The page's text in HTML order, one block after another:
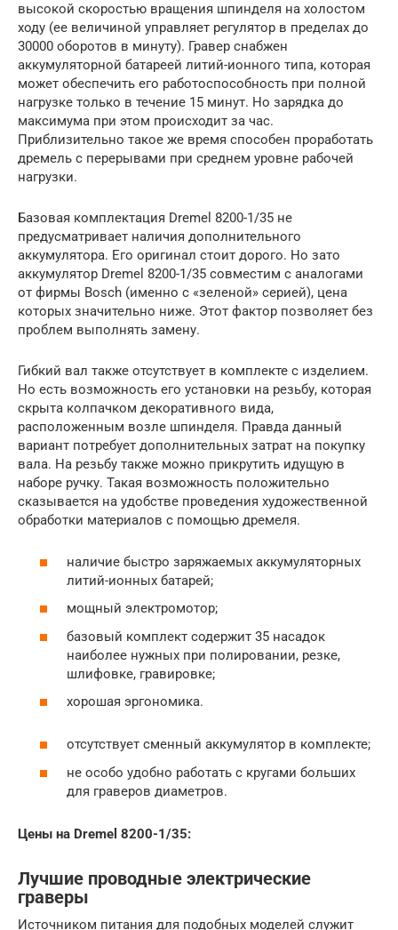
высокой скоростью вращения шпинделя на холостом
ходу (ее величиной управляет регулятор в пределах до
30000 оборотов в минуту). Гравер снабжен
аккумуляторной батареей литий-ионного типа, которая
может обеспечить его работоспособность при полной
нагрузке только в течение 15 минут. Но зарядка до
максимума при этом происходит за час.
Приблизительно такое же время способен проработать
дремель с перерывами при среднем уровне рабочей
нагрузки.
Базовая комплектация Dremel 8200-1/35 не
предусматривает наличия дополнительного
аккумулятора. Его оригинал стоит дорого. Но зато
аккумулятор Dremel 8200-1/35 совместим с аналогами
от фирмы Bosch (именно с «зеленой» серией), цена
которых значительно ниже. Этот фактор позволяет без
проблем выполнять замену.
Гибкий вал также отсутствует в комплекте с изделием.
Но есть возможность его установки на резьбу, которая
скрыта колпачком декоративного вида,
расположенным возле шпинделя. Правда данный
вариант потребует дополнительных затрат на покупку
вала. На резьбу также можно прикрутить идущую в
наборе ручку. Такая возможность положительно
сказывается на удобстве проведения художественной
обработки материалов с помощью дремеля.
наличие быстро заряжаемых аккумуляторных
литий-ионных батарей;
мощный электромотор;
базовый комплект содержит 35 насадок
наиболее нужных при полировании, резке,
шлифовке, гравировке;
хорошая эргономика.
отсутствует сменный аккумулятор в комплекте;
не особо удобно работать с кругами больших
для граверов диаметров.
Цены на Dremel 8200-1/35:
Лучшие проводные электрические
граверы
Источником питания для подобных моделей служит